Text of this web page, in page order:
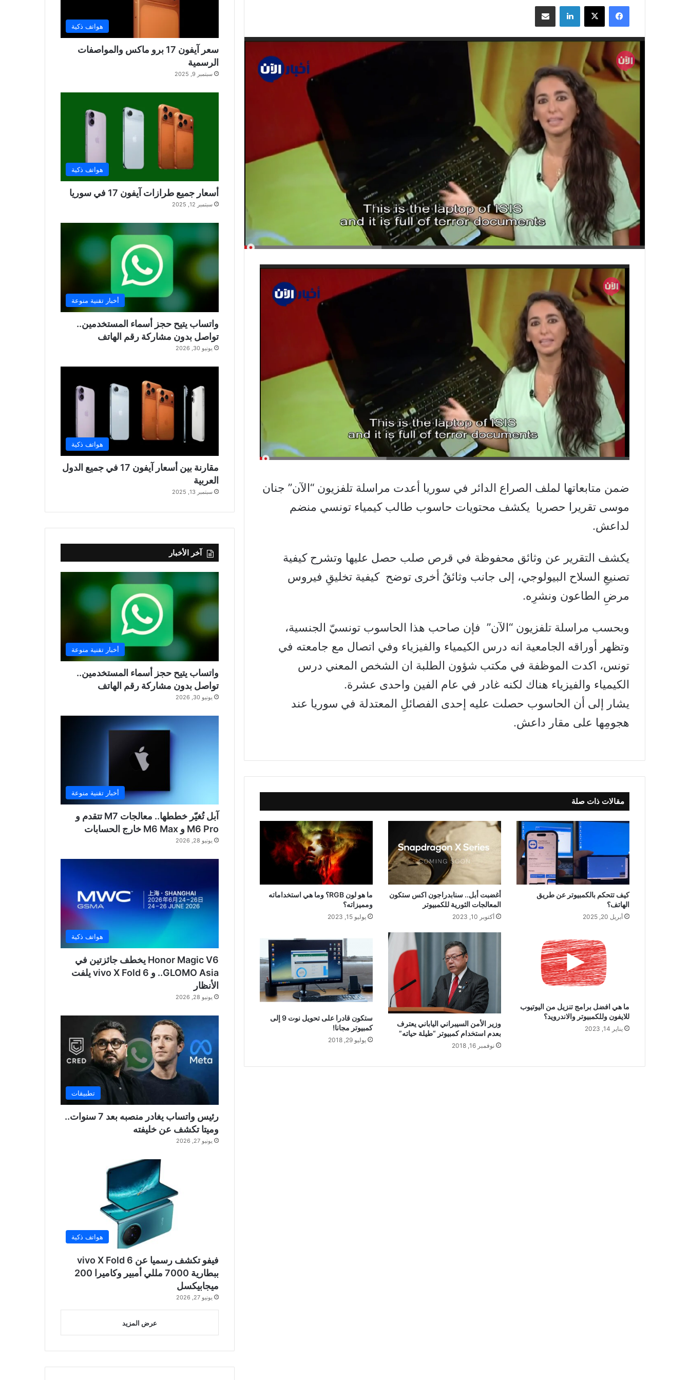
فيسبوك ‫X لينكدإن مشاركة بالبريد الإلكتروني
ضمن متابعاتها لملف الصراع الدائر في سوريا أعدت مراسلة تلفزيون “الآن” جنان
موسى تقريرا حصريا يكشف محتويات حاسوب طالب كيمياء تونسي منضم
لداعش.
يكشف التقرير عن وثائق محفوظة في قرص صلب حصل عليها وتشرح كيفية
تصنيعِ السلاح البيولوجي، إلى جانب وثائقُ أخرى توضح كيفية تخليقِ فيروس
مرضِ الطاعون ونشرِه.
وبحسب مراسلة تلفزيون “الآن” فإن صاحب هذا الحاسوب تونسيّ الجنسية،
وتظهر أوراقه الجامعية انه درس الكيمياء والفيزياء وفي اتصال مع جامعته في
تونس، اكدت الموظفة في مكتب شؤون الطلبة ان الشخص المعني درس
الكيمياء والفيزياء هناك لكنه غادر في عام الفين واحدى عشرة.
يشار إلى أن الحاسوب حصلت عليه إحدى الفصائلِ المعتدلة في سوريا عند
هجومِها على مقار داعش.
مقالات ذات صلة
كيف تتحكم بالكمبيوتر عن طريق
الهاتف؟
أبريل 20, 2025
أغضبت أبل.. سنابدراجون اكس ستكون
المعالجات الثورية للكمبيوتر
أكتوبر 10, 2023
ما هو لون RGB؟ وما هي استخداماته
ومميزاته؟
يوليو 15, 2023
ما هي افضل برامج تنزيل من اليوتيوب
للايفون وللكمبيوتر والاندرويد؟
يناير 14, 2023
وزير الأمن السيبراني الياباني يعترف
بعدم استخدام كمبيوتر “طيلة حياته”
نوفمبر 16, 2018
ستكون قادرا على تحويل نوت 9 إلى
كمبيوتر مجانا!
يوليو 29, 2018
هواتف ذكية
سعر آيفون 17 برو ماكس والمواصفات
الرسمية
سبتمبر 9, 2025
هواتف ذكية
أسعار جميع طرازات آيفون 17 في سوريا
سبتمبر 12, 2025
أخبار تقنية منوعة
واتساب يتيح حجز أسماء المستخدمين..
تواصل بدون مشاركة رقم الهاتف
يونيو 30, 2026
هواتف ذكية
مقارنة بين أسعار آيفون 17 في جميع الدول
العربية
سبتمبر 13, 2025
آخر الأخبار
أخبار تقنية منوعة
واتساب يتيح حجز أسماء المستخدمين..
تواصل بدون مشاركة رقم الهاتف
يونيو 30, 2026
أخبار تقنية منوعة
آبل تُغيّر خططها.. معالجات M7 تتقدم و
M6 Pro و M6 Max خارج الحسابات
يونيو 28, 2026
هواتف ذكية
Honor Magic V6 يخطف جائزتين في
GLOMO Asia.. و vivo X Fold 6 يلفت
الأنظار
يونيو 28, 2026
تطبيقات
رئيس واتساب يغادر منصبه بعد 7 سنوات..
وميتا تكشف عن خليفته
يونيو 27, 2026
هواتف ذكية
فيفو تكشف رسميا عن vivo X Fold 6
ببطارية 7000 مللي أمبير وكاميرا 200
ميجابيكسل
يونيو 27, 2026
عرض المزيد